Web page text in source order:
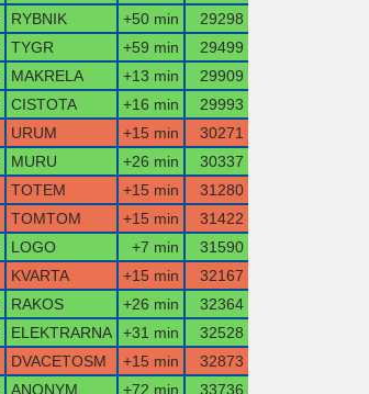
RYBNIK +50 min
29298
TYGR +59 min
29499
MAKRELA +13 min
29909
CISTOTA +16 min
29993
URUM +15 min
30271
MURU +26 min
30337
TOTEM +15 min
31280
TOMTOM +15 min
31422
LOGO +7 min
31590
KVARTA +15 min
32167
RAKOS +26 min
32364
ELEKTRARNA +31 min
32528
DVACETOSM +15 min
32873
ANONYM +72 min 33736